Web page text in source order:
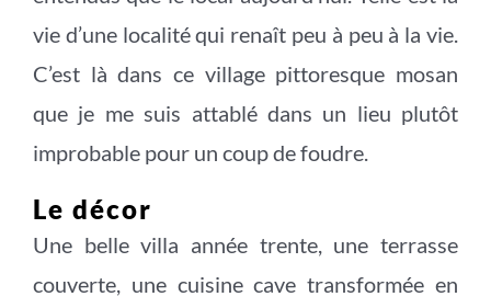
vie d’une localité qui renaît peu à peu à la vie.
C’est là dans ce village pittoresque mosan
que je me suis attablé dans un lieu plutôt
improbable pour un coup de foudre.
Le décor
Une belle villa année trente, une terrasse
couverte, une cuisine cave transformée en